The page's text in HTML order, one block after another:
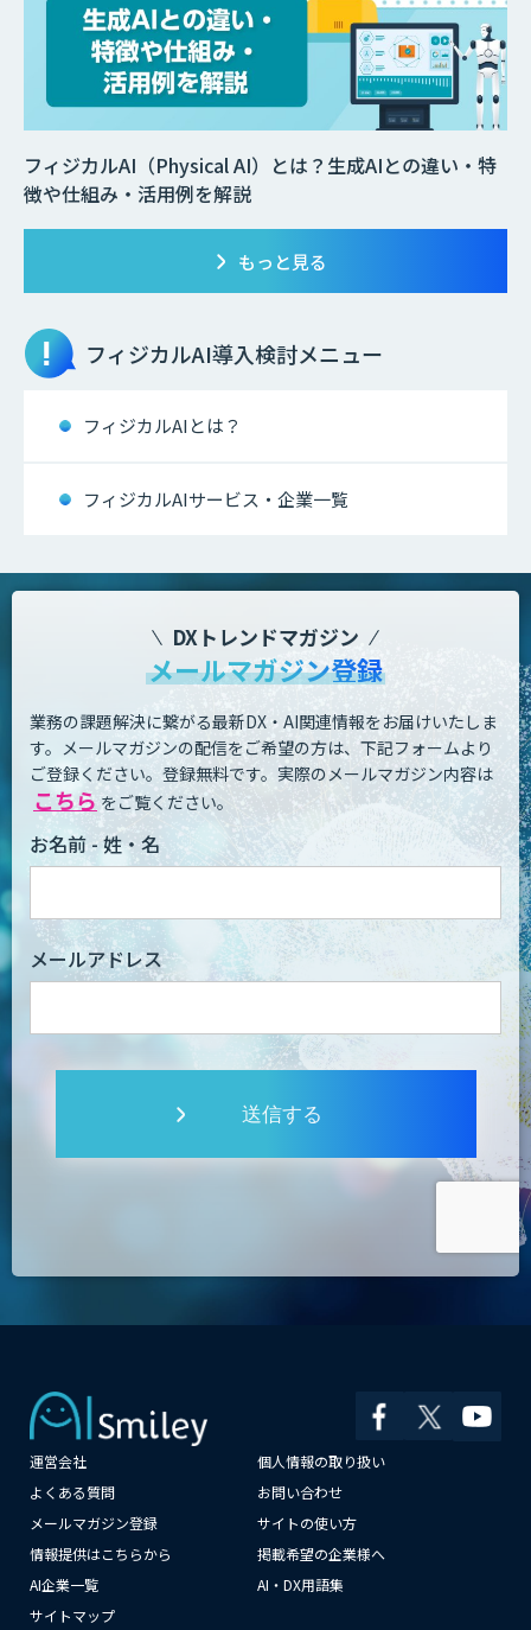
フィジカルAI（Physical AI）とは？生成AIとの違い・特
徴や仕組み・活用例を解説
もっと見る
フィジカルAI導入検討メニュー
フィジカルAIとは？
フィジカルAIサービス・企業一覧
DXトレンドマガジン
メールマガジン登録
業務の課題解決に繋がる最新DX・AI関連情報をお届けいたしま
す。 メールマガジンの配信をご希望の方は、下記フォームより
ご登録ください。登録無料です。 実際のメールマガジン内容は
こちら をご覧ください。
お名前 - 姓・名
メールアドレス
送信する
運営会社
個人情報の取り扱い
よくある質問
お問い合わせ
メールマガジン登録
サイトの使い方
情報提供はこちらから
掲載希望の企業様へ
AI企業一覧
AI・DX用語集
サイトマップ